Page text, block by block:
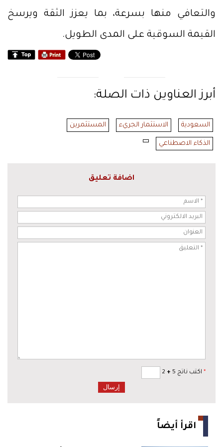
والتعافي منها بسرعة، بما يعزز الثقة ويرسخ
القيمة السوقية على المدى الطويل.
أبرز العناوين ذات الصلة:
السعودية الاستثمار الجريء المستثمرين
الذكاء الاصطناعي
اضافة تعليق
* اكتب ناتج 5 +
اقرأ أيضاً